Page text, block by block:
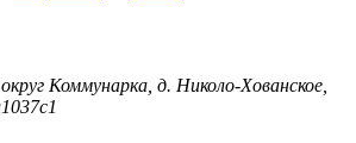
Коммунарка, д. Николо-Хованское,